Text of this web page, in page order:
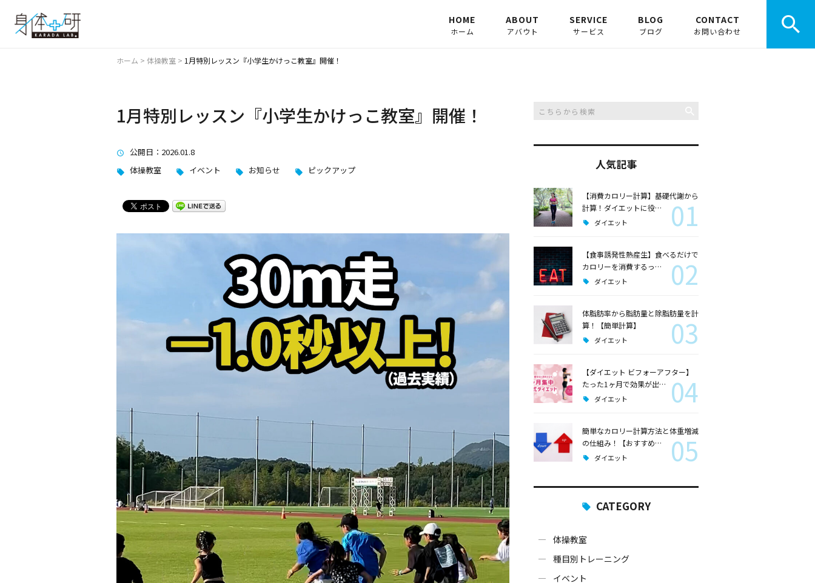
HOME
ホーム
ABOUT
アバウト
SERVICE
サービス
講演会事業
スポーツ事業
BLOG
ブログ
CONTACT
お問い合わせ
ホーム > 体操教室 > 1月特別レッスン『小学生かけっこ教室』開催！
1月特別レッスン『小学生かけっこ教室』開催！
公開日 ：2026.01.8
体操教室
イベント お知らせ ピックアップ 人気記事
【消費カロリー計算】基礎代謝から
計算！ダイエットに役…
ダイエット 01
【食事誘発性熱産生】食べるだけで
カロリーを消費するっ…
ダイエット 02
体脂肪率から脂肪量と除脂肪量を計
算！【簡単計算】
ダイエット 03
【ダイエット ビフォーアフター】
たった1ヶ月で効果が出…
ダイエット 04
簡単なカロリー計算方法と体重増減
の仕組み！【おすすめ…
ダイエット 05
CATEGORY
体操教室
種目別トレーニング
イベント